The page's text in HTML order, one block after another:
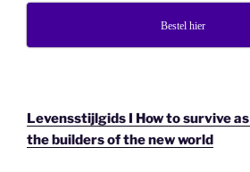
Bestel hier
Levensstijlgids I How to survive
the builders of the new world